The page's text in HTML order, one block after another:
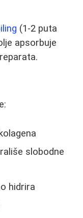
(1-2 puta
apsorbuje
slobodne
hidrira